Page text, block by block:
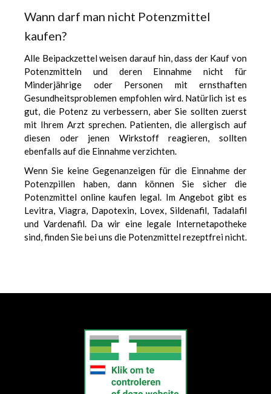
Wann darf man nicht Potenzmittel
kaufen?
Alle Beipackzettel weisen darauf hin, dass der Kauf von
Potenzmitteln und deren Einnahme nicht für
Minderjährige oder Personen mit ernsthaften
Gesundheitsproblemen empfohlen wird. Natürlich ist es
gut, die Potenz zu verbessern, aber Sie sollten zuerst
mit Ihrem Arzt sprechen. Patienten, die allergisch auf
diesen oder jenen Wirkstoff reagieren, sollten
ebenfalls auf die Einnahme verzichten.
Wenn Sie keine Gegenanzeigen für die Einnahme der
Potenzpillen haben, dann können Sie sicher die
Potenzmittel online kaufen legal. Im Angebot gibt es
Levitra, Viagra, Dapotexin, Lovex, Sildenafil, Tadalafil
und Vardenafil. Da wir eine legale Internetapotheke
sind, finden Sie bei uns die Potenzmittel rezeptfrei nicht.